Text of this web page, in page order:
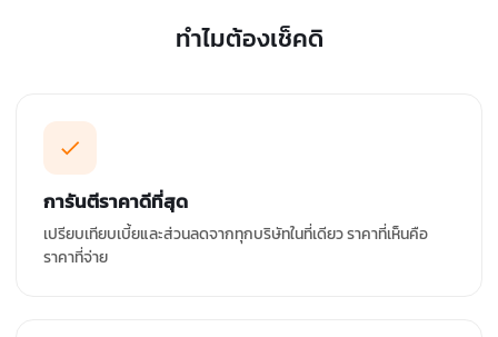
ทำไมต้องเช็คดิ
การันตีราคาดีที่สุด
เปรียบเทียบเบี้ยและส่วนลดจากทุกบริษัทในที่เดียว ราคาที่เห็นคือ
ราคาที่จ่าย